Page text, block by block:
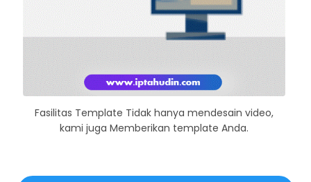
Fasilitas Template Tidak hanya mendesain video,
kami juga Memberikan template Anda.